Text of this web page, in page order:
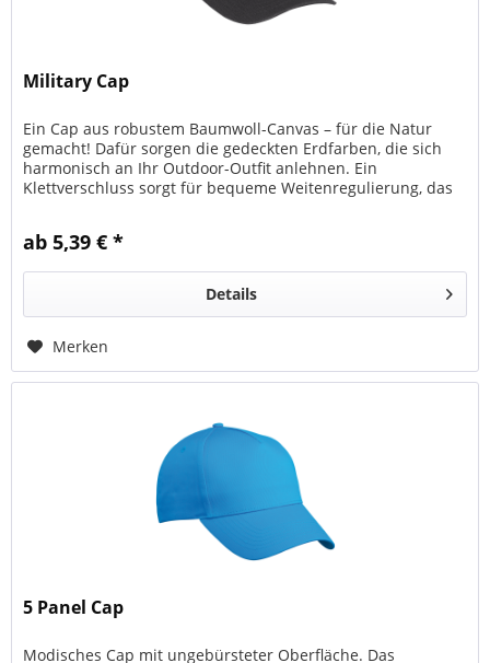
Military Cap
Ein Cap aus robustem Baumwoll-Canvas – für die Natur
gemacht! Dafür sorgen die gedeckten Erdfarben, die sich
harmonisch an Ihr Outdoor-Outfit anlehnen. Ein
Klettverschluss sorgt für bequeme Weitenregulierung, das
ab 5,39 € *
Details
Merken
5 Panel Cap
Modisches Cap mit ungebürsteter Oberfläche. Das